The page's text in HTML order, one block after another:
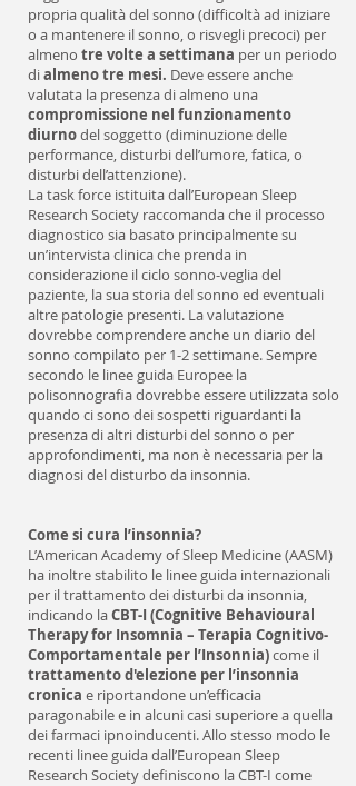
propria qualità del sonno (difficoltà ad iniziare
o a mantenere il sonno, o risvegli precoci) per
almeno tre volte a settimana per un periodo
dialmeno tre mesi. Deve essere anche
valutata la presenza di almeno una
compromissione nel funzionamento
diurnodel soggetto (diminuzione delle
performance, disturbi dell’umore, fatica, o
disturbi dell’attenzione).
La task force istituita dall’European Sleep
Research Society raccomanda che il processo
diagnostico sia basato principalmente su
un’intervista clinica che prenda in
considerazione il ciclo sonno-veglia del
paziente, la sua storia del sonno ed eventuali
altre patologie presenti. La valutazione
dovrebbe comprendere anche un diario del
sonno compilato per 1-2 settimane. Sempre
secondo le linee guida Europee la
polisonnografia dovrebbe essere utilizzata solo
quando ci sono dei sospetti riguardanti la
presenza di altri disturbi del sonno o per
approfondimenti, ma non è necessaria per la
diagnosi del disturbo da insonnia.
Come si cura l’insonnia?
L’American Academy of Sleep Medicine (AASM)
ha inoltre stabilito le linee guida internazionali
per il trattamento dei disturbi da insonnia,
indicando laCBT-I (Cognitive Behavioural
Therapy for Insomnia – Terapia Cognitivo-
Comportamentale per l’Insonnia)come il
trattamento d'elezione per l’insonnia
cronica e riportandone un’efficacia
paragonabile e in alcuni casi superiore a quella
dei farmaci ipnoinducenti. Allo stesso modo le
recenti linee guida dall’European Sleep
Research Society definiscono la CBT-I come